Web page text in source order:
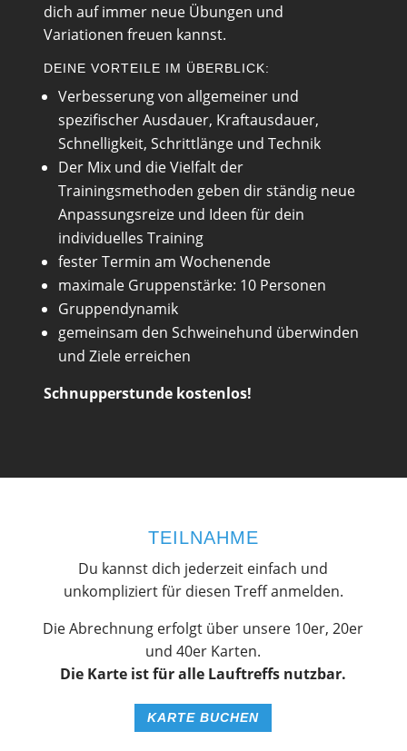
dich auf immer neue Übungen und
Variationen freuen kannst.
DEINE VORTEILE IM ÜBERBLICK:
Verbesserung von allgemeiner und
spezifischer Ausdauer, Kraftausdauer,
Schnelligkeit, Schrittlänge und Technik
Der Mix und die Vielfalt der
Trainingsmethoden geben dir ständig neue
Anpassungsreize und Ideen für dein
individuelles Training
fester Termin am Wochenende
maximale Gruppenstärke: 10 Personen
Gruppendynamik
gemeinsam den Schweinehund überwinden
und Ziele erreichen
Schnupperstunde kostenlos!
TEILNAHME
Du kannst dich jederzeit einfach und
unkompliziert für diesen Treff anmelden.
Die Abrechnung erfolgt über unsere 10er, 20er
und 40er Karten.
Die Karte ist für alle Lauftreffs nutzbar.
KARTE BUCHEN